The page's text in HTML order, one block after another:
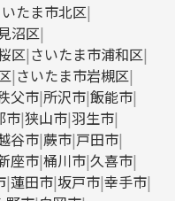
たま市北区
沼区
区 さいたま市浦和区
さいたま市岩槻区
父市 所沢市 飯能市
市 狭山市 羽生市
谷市 蕨市 戸田市
座市 桶川市 久喜市
蓮田市 坂戸市 幸手市